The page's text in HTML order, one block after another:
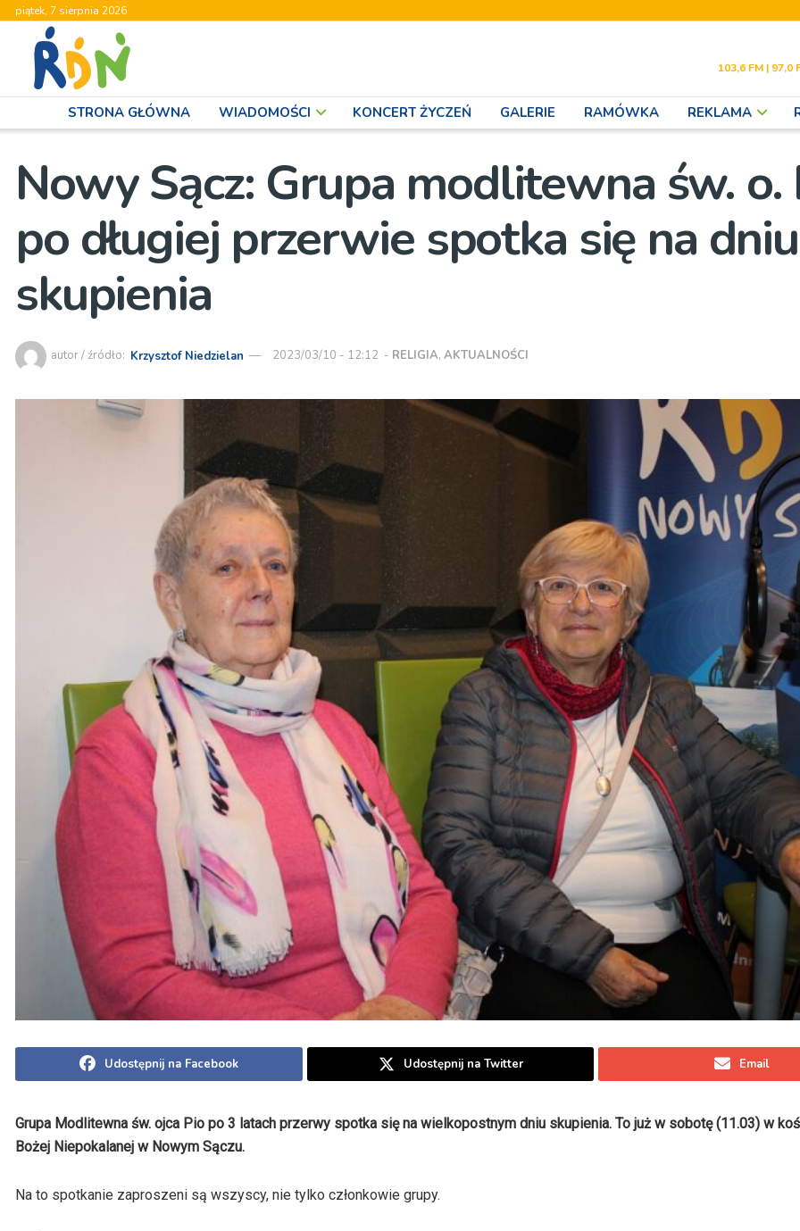
piątek, 7 sierpnia 2026
103,6 FM | 97,0
STRONA GŁÓWNA WIADOMOŚCI KONCERT ŻYCZEŃ GALERIE RAMÓWKA REKLAMA
Nowy Sącz: Grupa modlitewna św. o.
po długiej przerwie spotka się na dniu
skupienia
autor / źródło: Krzysztof Niedzielan 2023/03/10 - 12:12 - RELIGIA,AKTUALNOŚCI
Udostępnij na Facebook Udostępnij na Twitter Email
Grupa Modlitewna św. ojca Pio po 3 latach przerwy spotka się na wielkopostnym dniu skupienia. To już w sobotę (11.03) w
Bożej Niepokalanej w Nowym Sączu.
Na to spotkanie zaproszeni są wszyscy, nie tylko członkowie grupy.